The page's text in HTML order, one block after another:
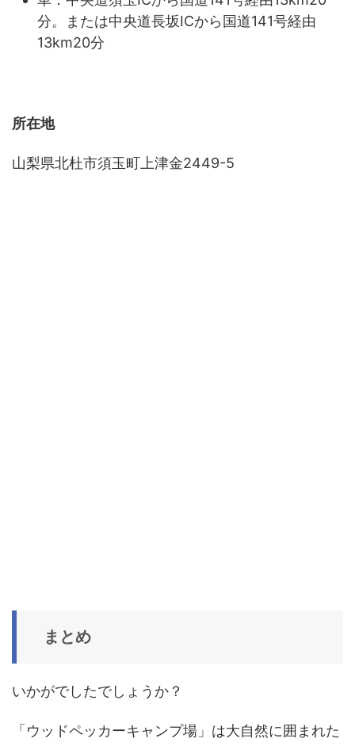
分。または中央道長坂ICから国道141号経由
13km20分
所在地
山梨県北杜市須玉町上津金2449-5
まとめ
いかがでしたでしょうか？
「ウッドペッカーキャンプ場」は大自然に囲まれた